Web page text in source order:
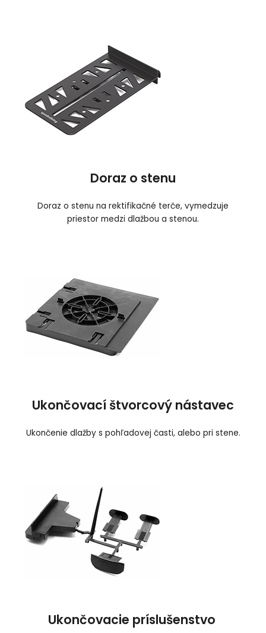
Doraz o stenu
Doraz o stenu na rektifikačné terče, vymedzuje
priestor medzi dlažbou a stenou.
Ukončovací štvorcový nástavec
Ukončenie dlažby s pohľadovej časti, alebo pri stene.
Ukončovacie príslušenstvo